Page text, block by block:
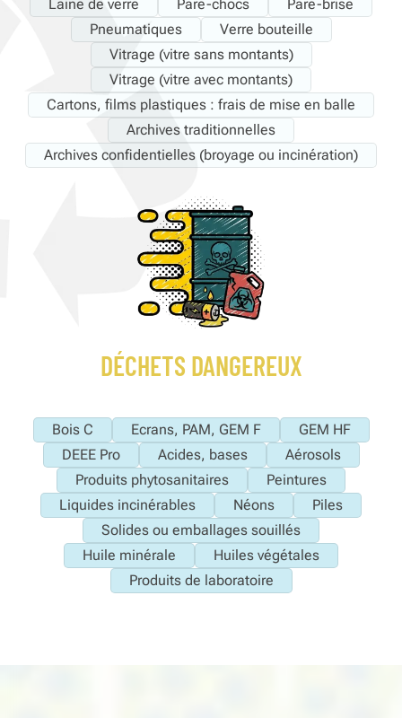
Laine de verre Pare-chocs
Pare-brise
Pneumatiques
Verre bouteille
Vitrage (vitre sans montants)
Vitrage (vitre avec montants)
Cartons, films plastiques : frais de mise en balle
Archives traditionnelles
Archives confidentielles (broyage ou incinération)
DÉCHETS DANGEREUX
Bois C Ecrans, PAM, GEM F
GEM HF
DEEE Pro
Acides, bases
Aérosols
Produits phytosanitaires
Peintures
Liquides incinérables
Néons
Piles
Solides ou emballages souillés
Huile minérale
Huiles végétales
Produits de laboratoire